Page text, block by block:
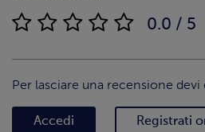
0.0 / 5
Per lasciare una recensione devi
Accedi Registrati